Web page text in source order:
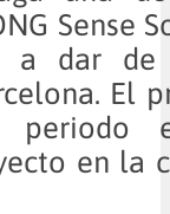
Sense
a dar
El
periodo
en la